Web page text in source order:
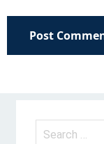
Post